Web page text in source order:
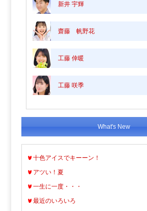
新井 宇輝
齋藤 帆野花
工藤 倖暖
工藤 咲季
What's New
十色アイスでキーーン！
アツい！夏
一生に一度・・・
最近のいろいろ